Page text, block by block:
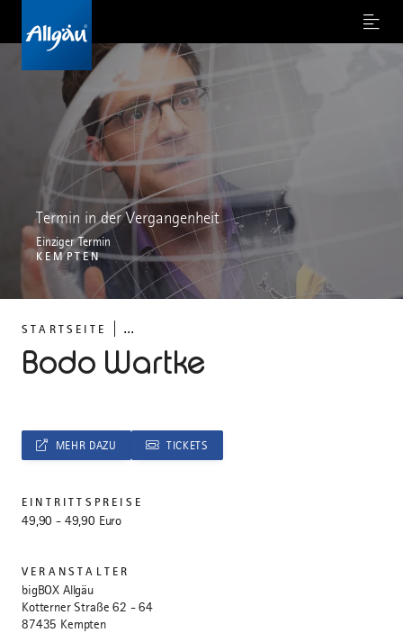
Menu
STARTSEITE ...
Bodo Wartke
Termin in der Vergangenheit
Einziger Termin
KEMPTEN
MEHR DAZU TICKETS
EINTRITTSPREISE
49,90 - 49,90 Euro
VERANSTALTER
bigBOX Allgäu
Kotterner Straße 62 - 64
87435 Kempten